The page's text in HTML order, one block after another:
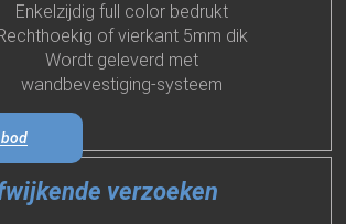
Enkelzijdig full color bedrukt
of vierkant 5mm dik
Wordt geleverd met
wandbevestiging-systeem
verzoeken